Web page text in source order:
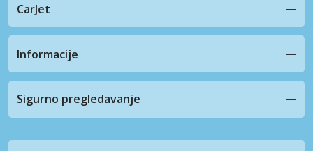
CarJet
Informacije
Sigurno pregledavanje